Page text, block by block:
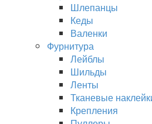
Шлепанцы
Кеды
Валенки
Фурнитура
Лейблы
Шильды
Ленты
Тканевые
Крепления